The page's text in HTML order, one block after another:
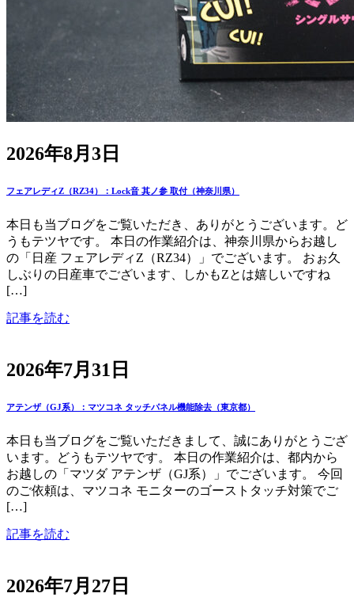
2026年8月3日
フェアレディZ（RZ34）：Lock音 其ノ参 取付（神奈川県）
本日も当ブログをご覧いただき、ありがとうございます。ど
うもテツヤです。 本日の作業紹介は、神奈川県からお越し
の「日産 フェアレディZ（RZ34）」でございます。 おぉ久
しぶりの日産車でございます、しかもZとは嬉しいですね
[…]
記事を読む
2026年7月31日
アテンザ（GJ系）：マツコネ タッチパネル機能除去（東京都）
本日も当ブログをご覧いただきまして、誠にありがとうござ
います。どうもテツヤです。 本日の作業紹介は、都内から
お越しの「マツダ アテンザ（GJ系）」でございます。 今回
のご依頼は、マツコネ モニターのゴーストタッチ対策でご
[…]
記事を読む
2026年7月27日